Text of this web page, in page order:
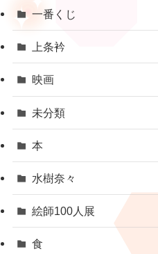
一番くじ
上条衿
映画
未分類
本
水樹奈々
絵師100人展
食